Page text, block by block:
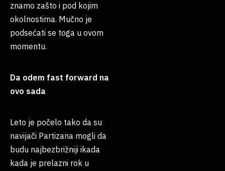
znamo zašto i pod kojim
okolnostima. Mučno je
podsećati se toga u ovom
momentu.
Da odem fast forward na
ovo sada
Leto je počelo tako da su
navijači Partizana mogli da
budu najbezbrižniji ikada
kada je prelazni rok u